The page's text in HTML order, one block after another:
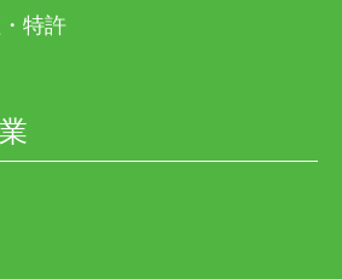
特許